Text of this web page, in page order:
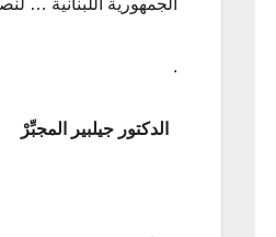
الجمهورية اللبنانية …
.
الدكتور جيلبير المجبِّرْ